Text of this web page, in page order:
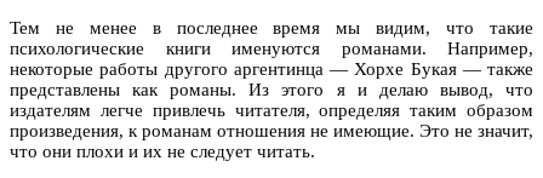
Тем не менее в последнее время мы видим, что такие
психологические книги именуются романами. Например,
некоторые работы другого аргентинца — Хорхе Букая — также
представлены как романы. Из этого я и делаю вывод, что
издателям легче привлечь читателя, определяя таким образом
произведения, к романам отношения не имеющие. Это не значит,
что они плохи и их не следует читать.